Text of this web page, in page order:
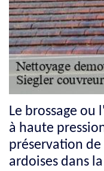
Le brossage
à haute
préservation
ardoises dans